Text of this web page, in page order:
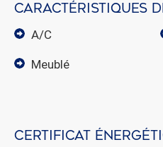
Caractéristiques
A/C
meublé
Certificat